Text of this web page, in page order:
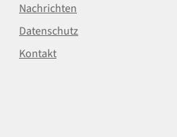
Nachrichten
Datenschutz
Kontakt